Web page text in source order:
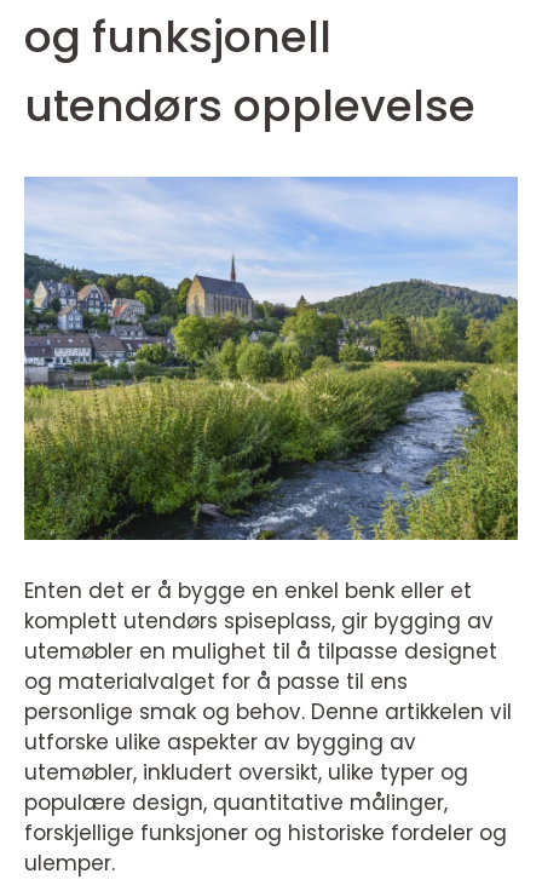
og funksjonell
utendørs opplevelse
Enten det er å bygge en enkel benk eller et
komplett utendørs spiseplass, gir bygging av
utemøbler en mulighet til å tilpasse designet
og materialvalget for å passe til ens
personlige smak og behov. Denne artikkelen vil
utforske ulike aspekter av bygging av
utemøbler, inkludert oversikt, ulike typer og
populære design, quantitative målinger,
forskjellige funksjoner og historiske fordeler og
ulemper.